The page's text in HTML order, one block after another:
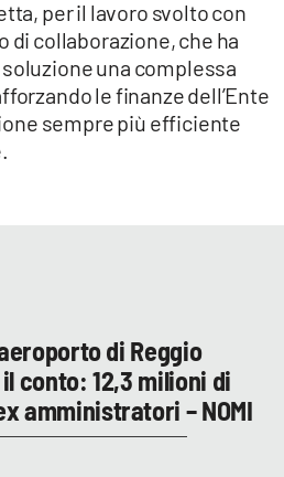
per il lavoro svolto con
collaborazione, che ha
una complessa
le finanze dell’Ente
sempre più efficiente
di Reggio
conto: 12,3 milioni di
amministratori – NOMI